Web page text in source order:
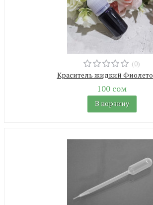
(0)
Краситель жидкий
100 сом
В корзину